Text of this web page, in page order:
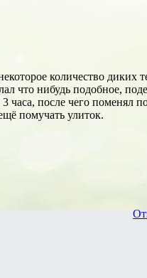
количество диких
что нибудь подобное,
часа, после чего
помучать улиток.